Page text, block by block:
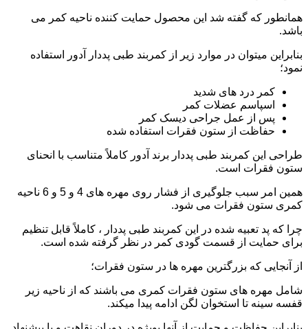
همانطور که گفته شد این محصول حمایت کننده ناحیه کمر می
باشد.
بنابراین میتوان در موارد زیر از کمربند طبی پددار آدور استفاده
نمود؛
کمر درد های شدید
اسپاسم عضلات کمر
پس از عمل جراحی دیسک کمر
حفاظت از ستون فقرات استفاده شده
طراحی این کمربند طبی پددار برند آدور کاملاً متناسب با انحنای
ستون فقرات است.
همین امر سبب جلوگیری از فشار روی مهره های 4 و 5 و 6 ناحیه
کمری ستون فقرات می شود.
چرا که پد تعبیه شده در این کمربند طبی پددار ، کاملاً قابل تنظیم
برای حمایت از قسمت گودی کمر در نظر گرفته شده است.
از آنجایی که بزرگترین مهره ها در ستون فقرات؛
شامل مهره های ستون فقرات کمری می باشند که از ناحیه زیر
قفسه سینه تا استخوان لگن ادامه پیدا میکند.